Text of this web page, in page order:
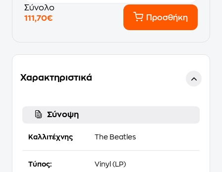
Σύνολο
111,70€
Προσθήκη
Χαρακτηριστικά
Σύνοψη
Καλλιτέχνης The Beatles
Τύπος: Vinyl (LP)